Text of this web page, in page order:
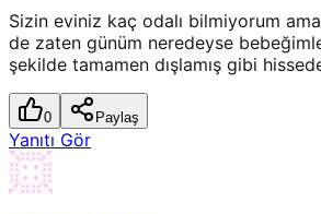
Sizin eviniz kaç odalı bilmiyorum
de zaten günüm neredeyse
şekilde tamamen dışlamış gibi
0 Paylaş
Yanıtı Gör